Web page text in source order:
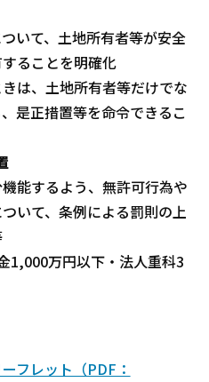
いて、土地所有者等が安全
ることを明確化
は、土地所有者等だけでな
是正措置等を命令できるこ
能するよう、無許可行為や
いて、条例による罰則の上
1,000万円以下・法人重科3
フレット（PDF：